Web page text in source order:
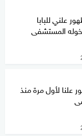
علني للبابا
المستشفى
علنا لأول مرة منذ